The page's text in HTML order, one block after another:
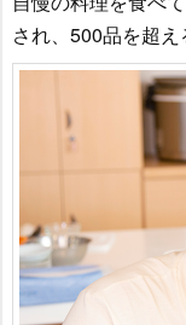
され、500品を超え